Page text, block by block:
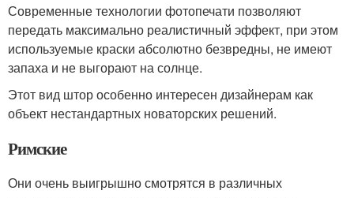
Современные технологии фотопечати позволяют
передать максимально реалистичный эффект, при этом
используемые краски абсолютно безвредны, не имеют
запаха и не выгорают на солнце.
Этот вид штор особенно интересен дизайнерам как
объект нестандартных новаторских решений.
Римские
Они очень выигрышно смотрятся в различных